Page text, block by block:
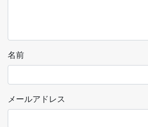
名前
メールアドレス